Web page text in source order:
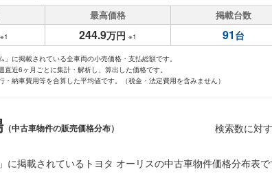
最高価格 掲載台数
※1 244.9万円 ※1 91 台
に掲載されている全車両の小売価格・支払総額です。
近6ヶ月ごとに集計・解析し、算出した価格です。
納車費用等を合算した平均値です。（税金・法定費用を含みません）
（中古車物件の販売価格分布）
に掲載されているトヨタ オーリスの中古車物件価格分布
検索数に対